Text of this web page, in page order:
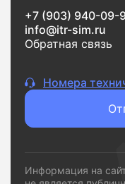
+7 (903) 940-09-
info@itr-sim.ru
Обратная связь
Номера
Информация на